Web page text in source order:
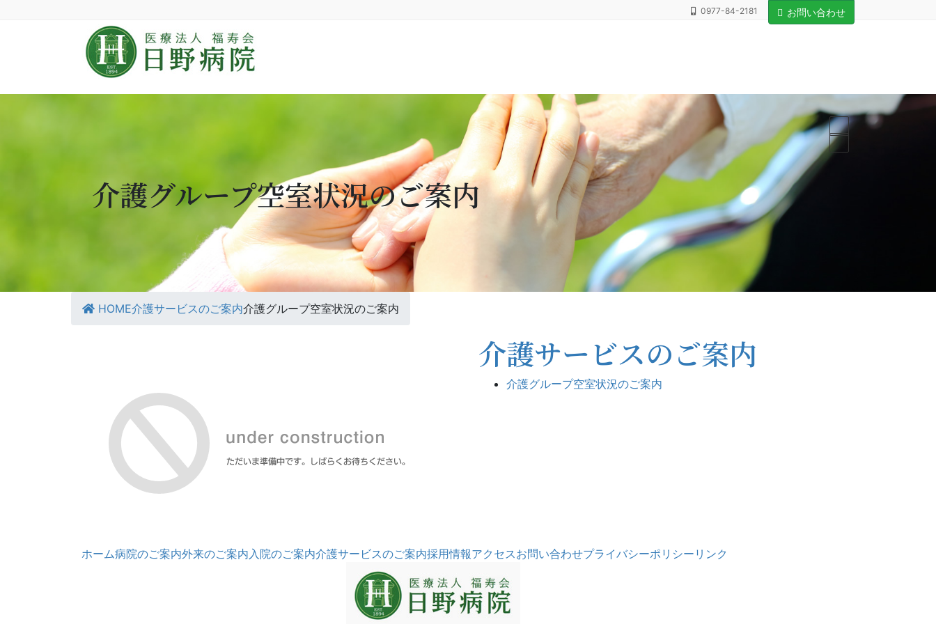
0977-84-2181 お問い合わせ
ホーム
病院のご案内
部署の紹介
外来のご案内
入院のご案内
介護サービスのご案内
採用情報
アクセス
介護グループ空室状況のご案内
HOME介護サービスのご案内介護グループ空室状況のご案内
介護サービスのご案内
介護グループ空室状況のご案内
ホーム病院のご案内外来のご案内入院のご案内介護サービスのご案内採用情報アクセスお問い合わせプライバシーポリシー リンク